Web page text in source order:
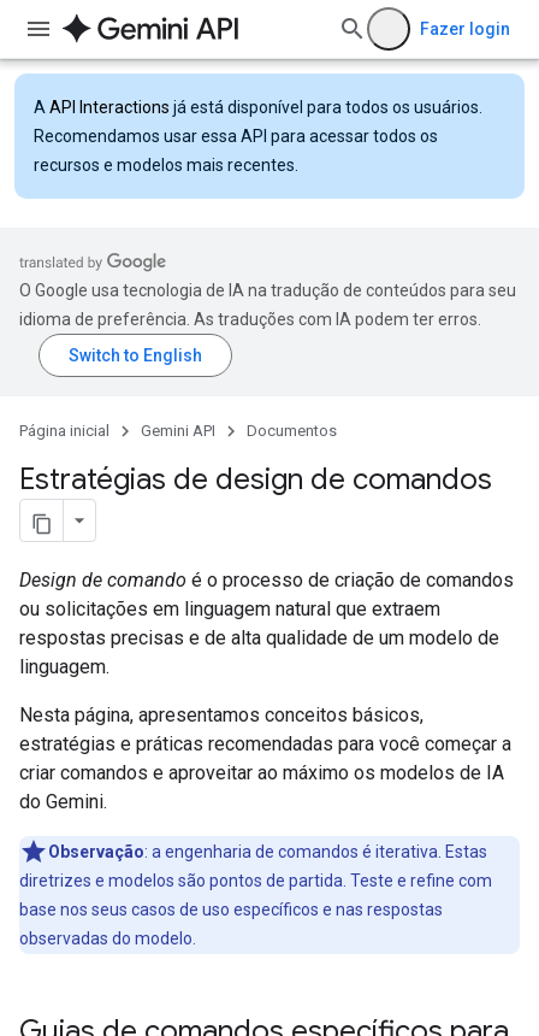
Fazer login
A API Interactions já está disponível para todos os usuários.
Recomendamos usar essa API para acessar todos os
recursos e modelos mais recentes.
O Google usa tecnologia de IA na tradução de conteúdos para seu
idioma de preferência. As traduções com IA podem ter erros.
Página inicial Gemini API Documentos
Estratégias de design de comandos
Design de comando é o processo de criação de comandos
ou solicitações em linguagem natural que extraem
respostas precisas e de alta qualidade de um modelo de
linguagem.
Nesta página, apresentamos conceitos básicos,
estratégias e práticas recomendadas para você começar a
criar comandos e aproveitar ao máximo os modelos de IA
do Gemini.
Observação: a engenharia de comandos é iterativa. Estas
diretrizes e modelos são pontos de partida. Teste e refine com
base nos seus casos de uso específicos e nas respostas
observadas do modelo.